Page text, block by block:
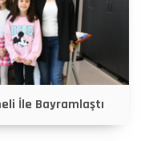
İle Bayramlaştı